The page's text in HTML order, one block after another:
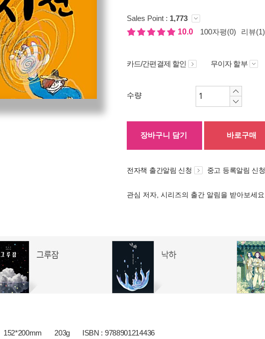
Sales Point : 1,773
10.0
100자평(0) 리뷰(1)
카드/간편결제 할인 무이자 할부
수량
장바구니 담기 바로구매
전자책 출간알림 신청 중고 등록알림 신청
관심 저자, 시리즈의 출간 알림을 받아보세요
152*200mm 203g ISBN : 9788901214436